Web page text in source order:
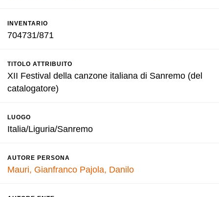
INVENTARIO
704731/871
TITOLO ATTRIBUITO
XII Festival della canzone italiana di Sanremo (del
catalogatore)
LUOGO
Italia/Liguria/Sanremo
AUTORE PERSONA
Mauri, Gianfranco Pajola, Danilo